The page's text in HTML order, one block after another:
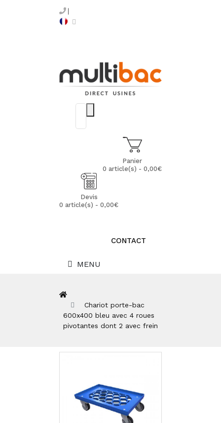
Panier
0 article(s) - 0,00€
Devis
0 article(s) - 0,00€
CONTACT
MENU
Chariot porte-bac
600x400 bleu avec 4 roues
pivotantes dont 2 avec frein